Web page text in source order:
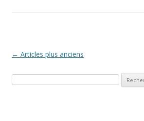
Navigation des articles
← Articles plus anciens